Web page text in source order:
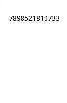
7898521810733